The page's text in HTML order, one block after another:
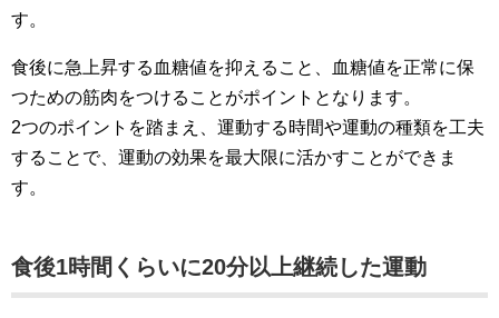
す。
食後に急上昇する血糖値を抑えること、血糖値を正常に保
つための筋肉をつけることがポイントとなります。
2つのポイントを踏まえ、運動する時間や運動の種類を工夫
することで、運動の効果を最大限に活かすことができま
す。
食後1時間くらいに20分以上継続した運動